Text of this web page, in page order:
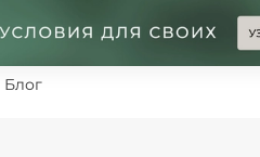
Блог